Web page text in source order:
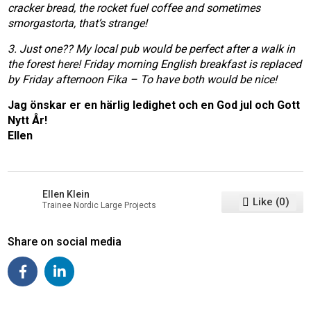
cracker bread, the rocket fuel coffee and sometimes
smorgastorta, that’s strange!
3. Just one?? My local pub would be perfect after a walk in
the forest here! Friday morning English breakfast is replaced
by Friday afternoon Fika – To have both would be nice!
Jag önskar er en härlig ledighet och en God jul och Gott
Nytt År!
Ellen
Ellen Klein
Trainee Nordic Large Projects Like (0)
Share on social media